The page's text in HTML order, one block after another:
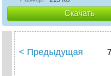
Скачать
< Предыдущая